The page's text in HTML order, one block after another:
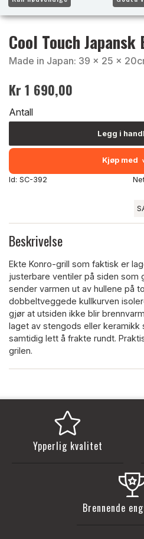
Cool Touch
Made in Japan: 39 x 25 x
Kr 1 690,00
Antall
Legg i
Kjøp med
Id: SC-392
Beskrivelse
Ekte Konro-grill som faktisk er
justerbare ventiler på siden som
sender varmen ut av hullene på
dobbeltveggede kullkurven
gjør at utsiden ikke blir
laget av stengods eller keramikk
samtidig lett å frakte rundt.
grilen.
Ypperlig kvalitet
Brennende